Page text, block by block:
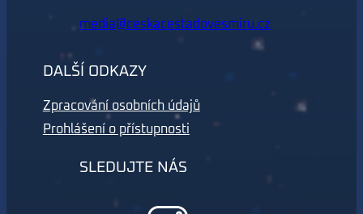
media@ceskacestadovesmiru.cz
DALŠÍ ODKAZY
Zpracování osobních údajů
Prohlášení o přístupnosti
SLEDUJTE NÁS